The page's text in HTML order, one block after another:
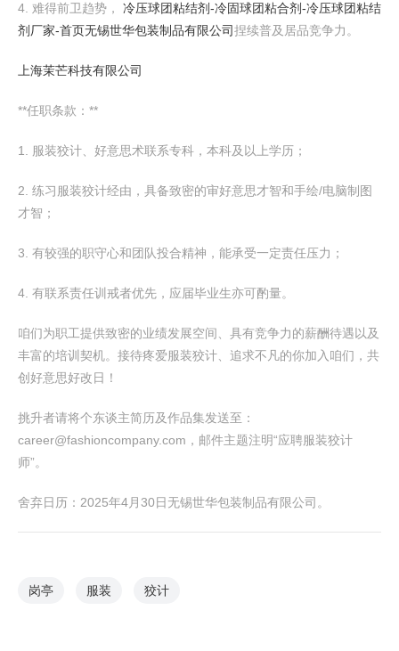
4. 难得前卫趋势， 冷压球团粘结剂-冷固球团粘合剂-冷压球团粘结
剂厂家-首页无锡世华包装制品有限公司捏续普及居品竞争力。
上海茉芒科技有限公司
**任职条款：**
1. 服装狡计、好意思术联系专科，本科及以上学历；
2. 练习服装狡计经由，具备致密的审好意思才智和手绘/电脑制图
才智；
3. 有较强的职守心和团队投合精神，能承受一定责任压力；
4. 有联系责任训戒者优先，应届毕业生亦可酌量。
咱们为职工提供致密的业绩发展空间、具有竞争力的薪酬待遇以及
丰富的培训契机。接待疼爱服装狡计、追求不凡的你加入咱们，共
创好意思好改日！
挑升者请将个东谈主简历及作品集发送至：
career@fashioncompany.com，邮件主题注明“应聘服装狡计
师”。
舍弃日历：2025年4月30日无锡世华包装制品有限公司。
岗亭 服装 狡计